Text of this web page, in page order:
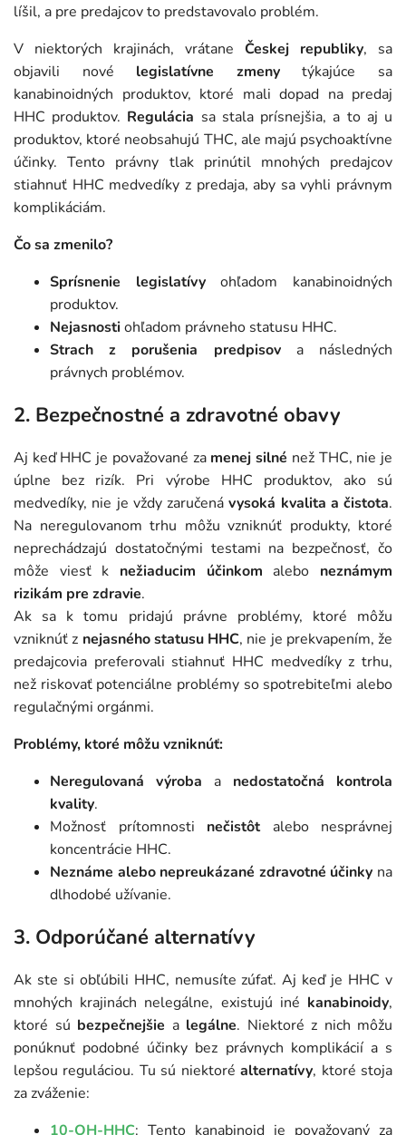
líšil, a pre predajcov to predstavovalo problém.
V niektorých krajinách, vrátane Českej republiky, sa
objavili nové legislatívne zmenytýkajúce sa
kanabinoidných produktov, ktoré mali dopad na predaj
HHC produktov. Regulácia sa stala prísnejšia, a to aj u
produktov, ktoré neobsahujú THC, ale majú psychoaktívne
účinky. Tento právny tlak prinútil mnohých predajcov
stiahnuť HHC medvedíky z predaja, aby sa vyhli právnym
komplikáciám.
Čo sa zmenilo?
Sprísnenie legislatívyohľadom kanabinoidných
produktov.
Nejasnostiohľadom právneho statusu HHC.
Strach z porušenia predpisova následných
právnych problémov.
2. Bezpečnostné a zdravotné obavy
Aj keď HHC je považované za menej silné než THC, nie je
úplne bez rizík. Pri výrobe HHC produktov, ako sú
medvedíky, nie je vždy zaručenávysoká kvalita a čistota.
Na neregulovanom trhu môžu vzniknúť produkty, ktoré
neprechádzajú dostatočnými testami na bezpečnosť, čo
môže viesť k nežiaducim účinkom alebo neznámym
rizikám pre zdravie.
Ak sa k tomu pridajú právne problémy, ktoré môžu
vzniknúť z nejasného statusu HHC, nie je prekvapením, že
predajcovia preferovali stiahnuť HHC medvedíky z trhu,
než riskovať potenciálne problémy so spotrebiteľmi alebo
regulačnými orgánmi.
Problémy, ktoré môžu vzniknúť:
Neregulovaná výroba a nedostatočná kontrola
kvality.
Možnosť prítomnosti nečistôtalebo nesprávnej
koncentrácie HHC.
Neznáme alebo nepreukázané zdravotné účinky na
dlhodobé užívanie.
3. Odporúčané alternatívy
Ak ste si obľúbili HHC, nemusíte zúfať. Aj keď je HHC v
mnohých krajinách nelegálne, existujú iné kanabinoidy,
ktoré sú bezpečnejšie a legálne. Niektoré z nich môžu
ponúknuť podobné účinky bez právnych komplikácií a s
lepšou reguláciou. Tu sú niektoréalternatívy, ktoré stoja
za zváženie:
10-OH-HHC: Tento kanabinoid je považovaný za